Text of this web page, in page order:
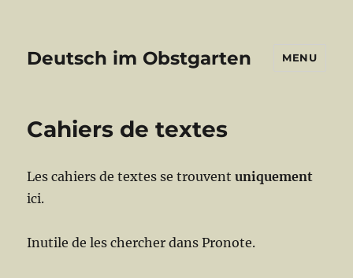
Deutsch im Obstgarten MENU
Cahiers de textes
Les cahiers de textes se trouventuniquement
ici.
Inutile de les chercher dans Pronote.